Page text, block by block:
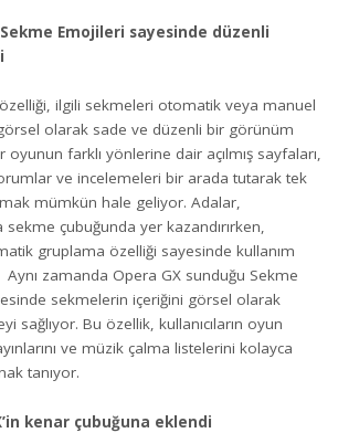
Emojileri sayesinde düzenli
ilgili sekmeleri otomatik veya manuel
olarak sade ve düzenli bir görünüm
farklı yönlerine dair açılmış sayfaları,
ve incelemeleri bir arada tutarak tek
mümkün hale geliyor. Adalar,
sekme çubuğunda yer kazandırırken,
gruplama özelliği sayesinde kullanım
Aynı zamanda Opera GX sunduğu Sekme
sekmelerin içeriğini görsel olarak
sağlıyor. Bu özellik, kullanıcıların oyun
ve müzik çalma listelerini kolayca
tanıyor.
kenar çubuğuna eklendi